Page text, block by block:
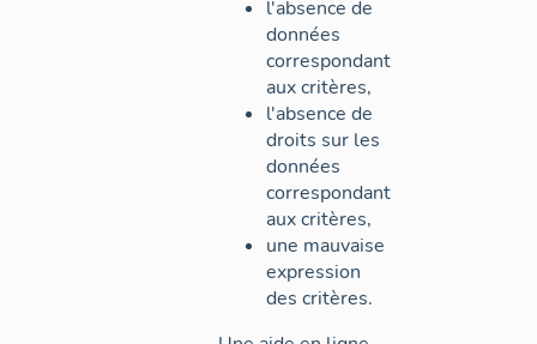
l'absence de
données
correspondant
aux critères,
l'absence de
droits sur les
données
correspondant
aux critères,
une mauvaise
expression
des critères.